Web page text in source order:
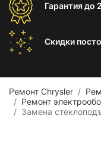
Гарантиядо
Скидки
Ремонт Chrysler
Ремонт
Замена